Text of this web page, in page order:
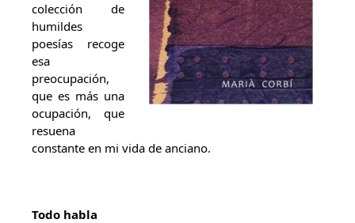
colección de
humildes
poesías recoge
esa
preocupación,
que es más una
ocupación, que
resuena
constante en mi vida de anciano.
Todo habla